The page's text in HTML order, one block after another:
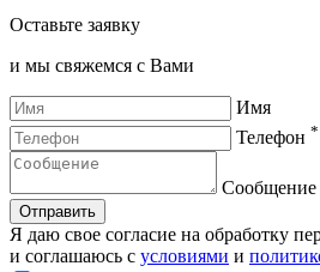
Оставьте заявку
и мы свяжемся с Вами
Имя
Телефон *
Сообщение
Отправить
Я даю свое согласие на обработку
и соглашаюсь с условиями и